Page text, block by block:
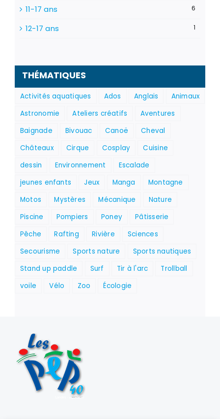
11-17 ans 6
12-17 ans 1
THÉMATIQUES
Activités aquatiques Ados Anglais
Animaux
Astronomie
Ateliers créatifs
Aventures
Baignade
Bivouac Canoë
Cheval
Châteaux
Cirque Cosplay
Cuisine
dessin
Environnement
Escalade
jeunes enfants
Jeux Manga
Montagne
Motos
Mystères Mécanique
Nature
Piscine
Pompiers Poney
Pâtisserie
Pêche
Rafting Rivière
Sciences
Secourisme
Sports nature
Sports nautiques
Stand up paddle
Surf Tir à l'arc
Trollball
voile
Vélo Zoo Écologie